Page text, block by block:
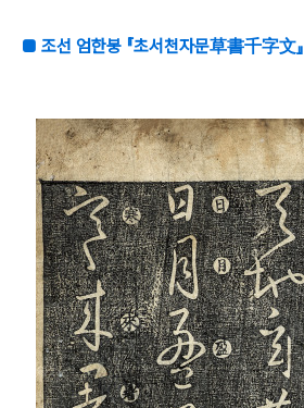
■ 조선 엄한붕 『초서천자문草書千字文』